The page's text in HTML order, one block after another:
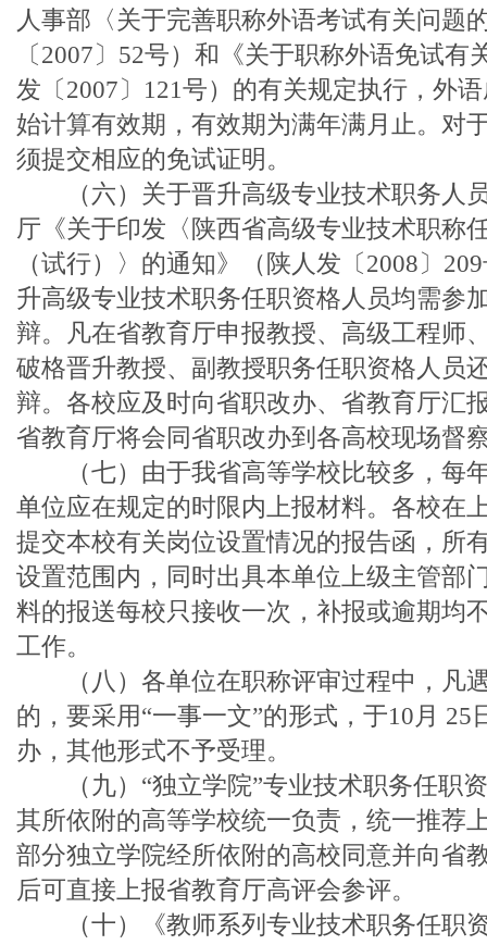
人事部〈关于完善职称外语考试有关问题
〔2007〕52号）和《关于职称外语免试
发〔2007〕121号）的有关规定执行，外
始计算有效期，有效期为满年满月止。对
须提交相应的免试证明。
（六）关于晋升高级专业技术职务人
厅《关于印发〈陕西省高级专业技术职称
（试行）〉的通知》（陕人发〔2008〕
升高级专业技术职务任职资格人员均需参
辩。凡在省教育厅申报教授、高级工程师
破格晋升教授、副教授职务任职资格人员
辩。各校应及时向省职改办、省教育厅汇
省教育厅将会同省职改办到各高校现场督
（七）由于我省高等学校比较多，每
单位应在规定的时限内上报材料。各校在
提交本校有关岗位设置情况的报告函，所
设置范围内，同时出具本单位上级主管部
料的报送每校只接收一次，补报或逾期均
工作。
（八）各单位在职称评审过程中，凡
的，要采用“一事一文”的形式，于10月
办，其他形式不予受理。
（九）“独立学院”专业技术职务任职
其所依附的高等学校统一负责，统一推荐
部分独立学院经所依附的高校同意并向省
后可直接上报省教育厅高评会参评。
（十）《教师系列专业技术职务任职